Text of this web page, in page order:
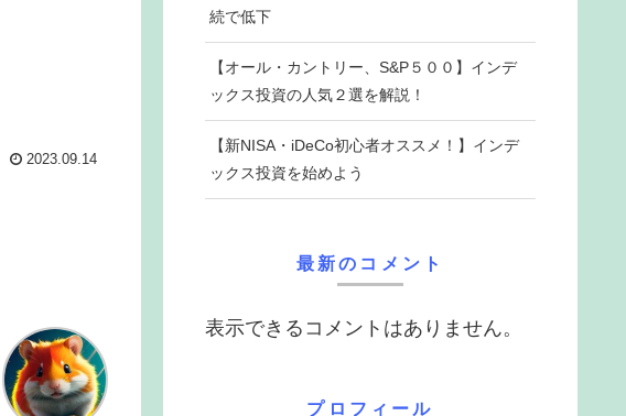
2023.09.14
続で低下
【オール・カントリー、S&P５００】インデ
ックス投資の人気２選を解説！
【新NISA・iDeCo初心者オススメ！】インデ
ックス投資を始めよう
最新のコメント
表示できるコメントはありません。
プロフィール